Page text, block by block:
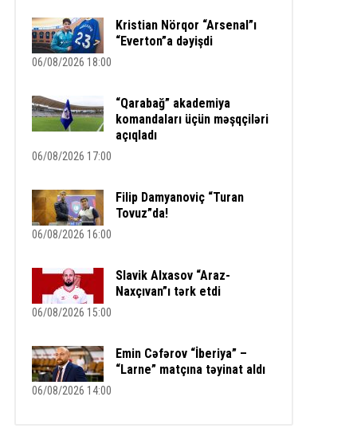
Kristian Nörqor “Arsenal”ı
“Everton”a dəyişdi
06/08/2026 18:00
“Qarabağ” akademiya
komandaları üçün məşqçiləri
açıqladı
06/08/2026 17:00
Filip Damyanoviç “Turan
Tovuz”da!
06/08/2026 16:00
Slavik Alxasov “Araz-
Naxçıvan”ı tərk etdi
06/08/2026 15:00
Emin Cəfərov “İberiya” –
“Larne” matçına təyinat aldı
06/08/2026 14:00